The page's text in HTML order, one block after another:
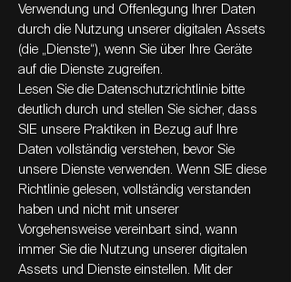
Verwendung und Offenlegung Ihrer Daten
durch die Nutzung unserer digitalen Assets
(die „Dienste“), wenn Sie über Ihre Geräte
auf die Dienste zugreifen.
Lesen Sie die Datenschutzrichtlinie bitte
deutlich durch und stellen Sie sicher, dass
SIE unsere Praktiken in Bezug auf Ihre
Daten vollständig verstehen, bevor Sie
unsere Dienste verwenden. Wenn SIE diese
Richtlinie gelesen, vollständig verstanden
haben und nicht mit unserer
Vorgehensweise vereinbart sind, wann
immer Sie die Nutzung unserer digitalen
Assets und Dienste einstellen. Mit der